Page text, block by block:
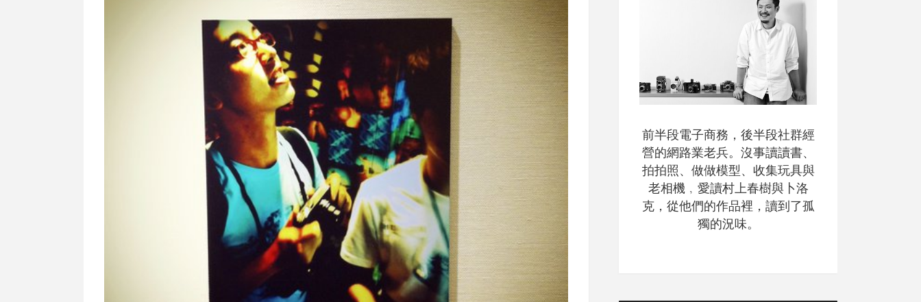
前半段電子商務，後半段社群經
營的網路業老兵。沒事讀讀書、
拍拍照、做做模型、收集玩具與
老相機﹐愛讀村上春樹與卜洛
克，從他們的作品裡，讀到了孤
獨的況味。